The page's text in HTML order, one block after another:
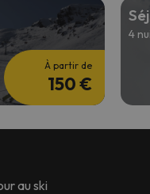
À partir de
150 €
4
au ski